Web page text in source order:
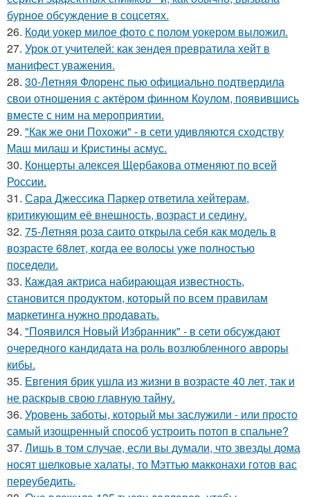
бурное обсуждение в соцсетях.
26. Коди уокер милое фото с полом уокером выложил.
27. Урок от учителей: как зендея превратила хейт в
манифест уважения.
28. 30-Летняя Флоренс пью официально подтвердила
свои отношения с актёром финном Коулом, появившись
вместе с ним на мероприятии.
29. "Как же они Похожи" - в сети удивляются сходству
Маш милаш и Кристины асмус.
30. Концерты алексея Щербакова отменяют по всей
России.
31. Сара Джессика Паркер ответила хейтерам,
критикующим её внешность, возраст и седину.
32. 75-Летняя роза саито открыла себя как модель в
возрасте 68лет, когда ее волосы уже полностью
поседели.
33. Каждая актриса набирающая известность,
становится продуктом, который по всем правилам
маркетинга нужно продавать.
34. "Появился Новый Избранник" - в сети обсуждают
очередного кандидата на роль возлюбленного авроры
кибы.
35. Евгения брик ушла из жизни в возрасте 40 лет, так и
не раскрыв свою главную тайну.
36. Уровень заботы, который мы заслужили - или просто
самый изощренный способ устроить потоп в спальне?
37. Лишь в том случае, если вы думали, что звезды дома
носят шелковые халаты, то Мэттью макконахи готов вас
переубедить.